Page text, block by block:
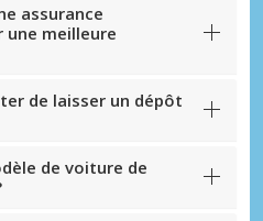
assurance
une meilleure
de laisser un dépôt
de voiture de